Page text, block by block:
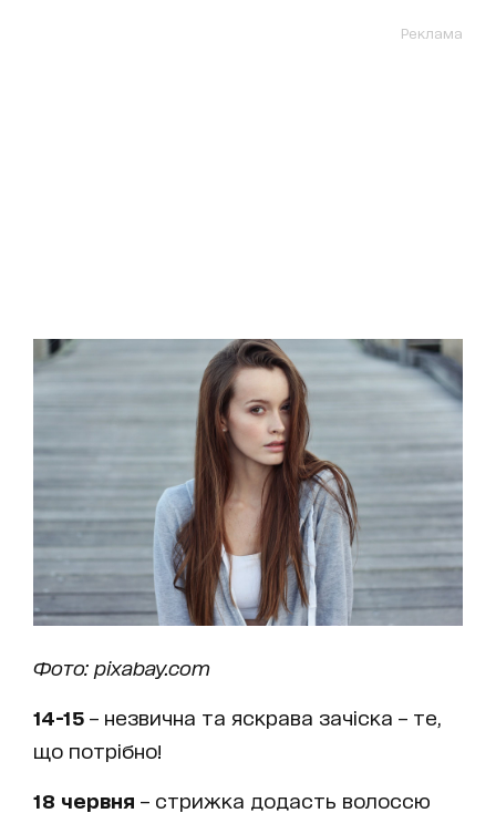
Реклама
Фото: pixabay.com
14-15 – незвична та яскрава зачіска – те,
що потрібно!
18 червня – стрижка додасть волоссю